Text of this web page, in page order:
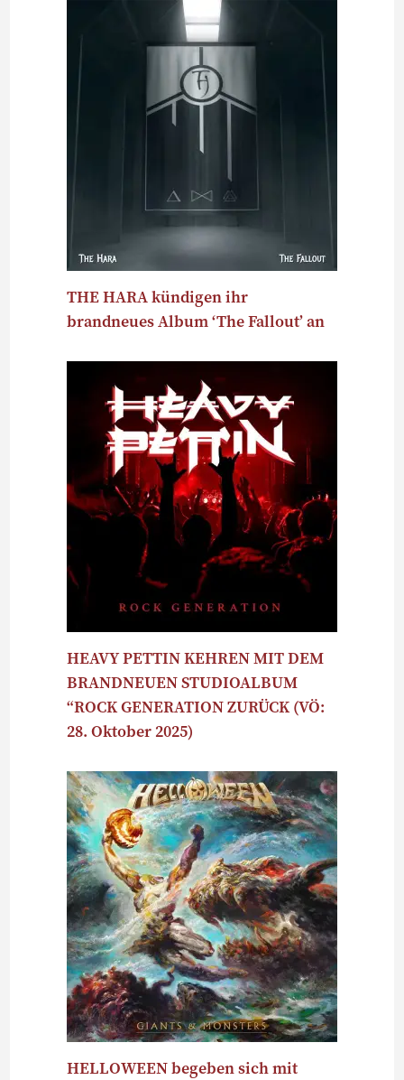
THE HARA kündigen ihr
brandneues Album ‘The Fallout’ an
HEAVY PETTIN KEHREN MIT DEM
BRANDNEUEN STUDIOALBUM
“ROCK GENERATION ZURÜCK (VÖ:
28. Oktober 2025)
HELLOWEEN begeben sich mit